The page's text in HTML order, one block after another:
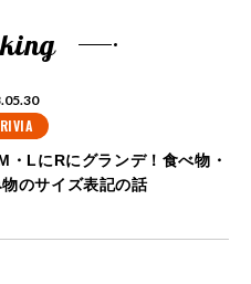
・LにRにグランデ！食べ物・
のサイズ表記の話